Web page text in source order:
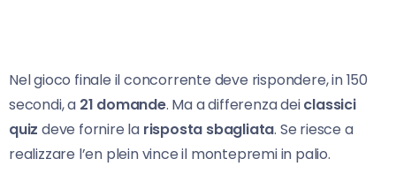
Nel gioco finale il concorrente deve rispondere, in 150
secondi, a 21 domande. Ma a differenza deiclassici
quiz deve fornire la risposta sbagliata. Se riesce a
realizzare l’en plein vince il montepremi in palio.